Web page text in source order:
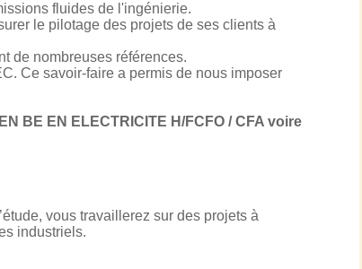
fluides de l'ingénierie.
le pilotage des projets de ses clients à
de nombreuses références.
Ce savoir-faire a permis de nous imposer
BE EN ELECTRICITE H/FCFO / CFA voire
vous travaillerez sur des projets à
industriels.